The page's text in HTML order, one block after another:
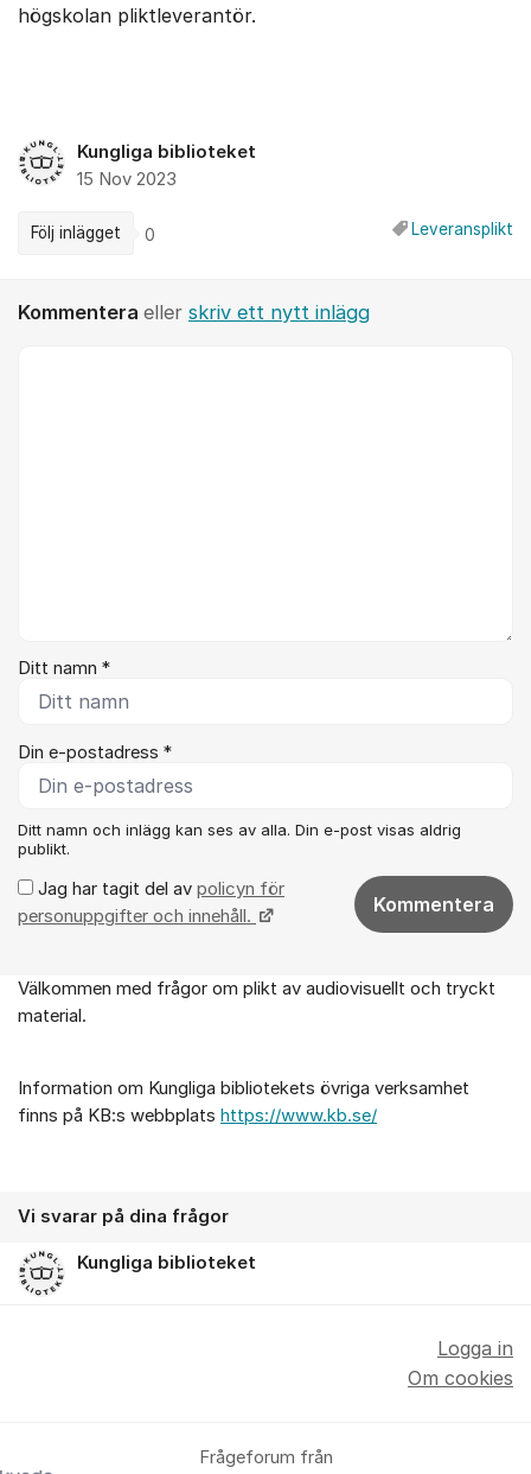
högskolan pliktleverantör.
Kungliga biblioteket
15 Nov 2023
Leveransplikt
Följ inlägget 0
Kommentera eller skriv ett nytt inlägg
Ditt namn *
Din e-postadress *
Ditt namn och inlägg kan ses av alla. Din e-post visas aldrig
publikt.
Jag har tagit del av policyn för
personuppgifter och innehåll.
Kommentera
Om forumet
Välkommen med frågor om plikt av audiovisuellt och tryckt
material.
Information om Kungliga bibliotekets övriga verksamhet
finns på KB:s webbplats https://www.kb.se/
Vi svarar på dina frågor
Kungliga biblioteket
Frågeforum från
Logga in
Om cookies